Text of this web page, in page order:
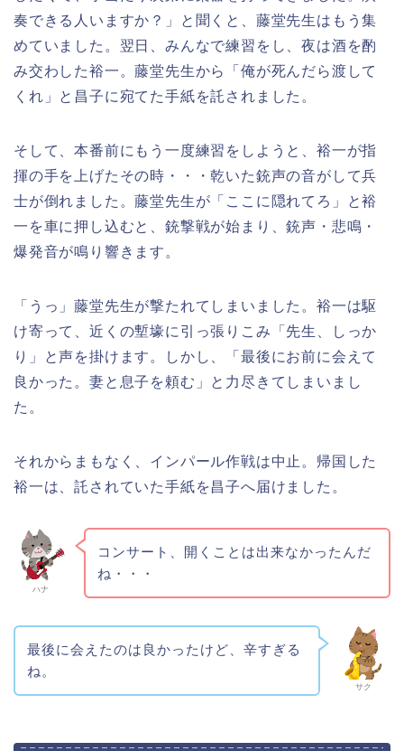
奏できる人いますか？」と聞くと、藤堂先生はもう集
めていました。翌日、みんなで練習をし、夜は酒を酌
み交わした裕一。藤堂先生から「俺が死んだら渡して
くれ」と昌子に宛てた手紙を託されました。
そして、本番前にもう一度練習をしようと、裕一が指
揮の手を上げたその時・・・乾いた銃声の音がして兵
士が倒れました。藤堂先生が「ここに隠れてろ」と裕
一を車に押し込むと、銃撃戦が始まり、銃声・悲鳴・
爆発音が鳴り響きます。
「うっ」藤堂先生が撃たれてしまいました。裕一は駆
け寄って、近くの塹壕に引っ張りこみ「先生、しっか
り」と声を掛けます。しかし、「最後にお前に会えて
良かった。妻と息子を頼む」と力尽きてしまいまし
た。
それからまもなく、インパール作戦は中止。帰国した
裕一は、託されていた手紙を昌子へ届けました。
ハナ
コンサート、開くことは出来なかったんだ
ね・・・
サク
最後に会えたのは良かったけど、辛すぎる
ね。